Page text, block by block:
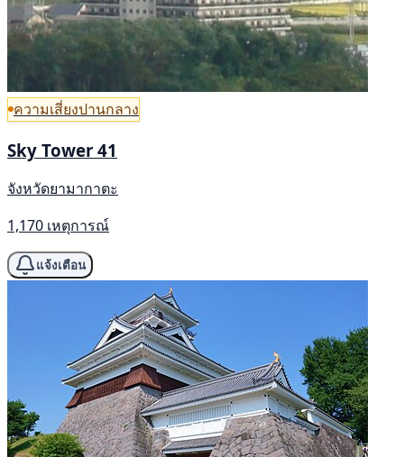
ความเสี่ยงปานกลาง
Sky Tower 41
จังหวัดยามากาตะ
1,170 เหตุการณ์
แจ้งเตือน